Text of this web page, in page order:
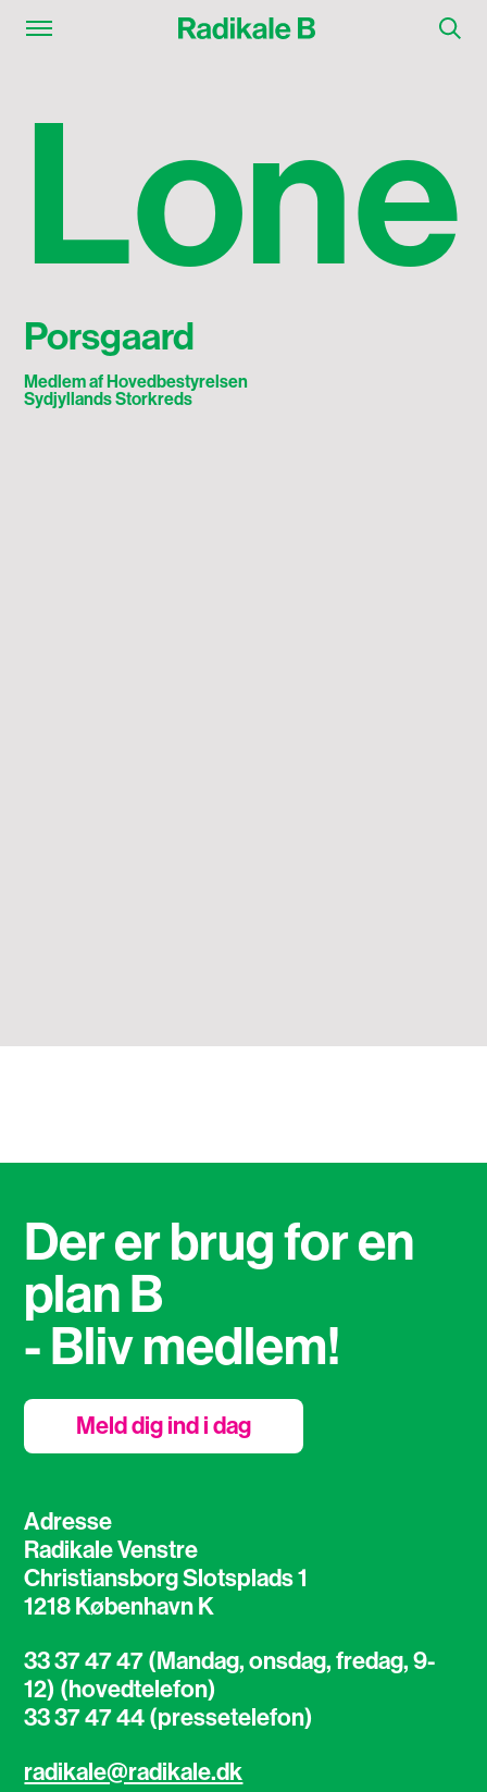
Lone
Porsgaard
Medlem af Hovedbestyrelsen
Sydjyllands Storkreds
Adresse
Radikale Venstre
Christiansborg Slotsplads 1
1218 København K
33 37 47 47 (Mandag, onsdag, fredag, 9-
12) (hovedtelefon)
33 37 47 44 (pressetelefon)
radikale@radikale.dk
Der er brug for en
plan B
- Bliv medlem!
Meld dig ind i dag